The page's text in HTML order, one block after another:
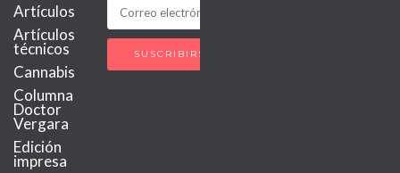
Artículos
Artículos
técnicos
Cannabis
Columna
Doctor
Vergara
Edición
impresa